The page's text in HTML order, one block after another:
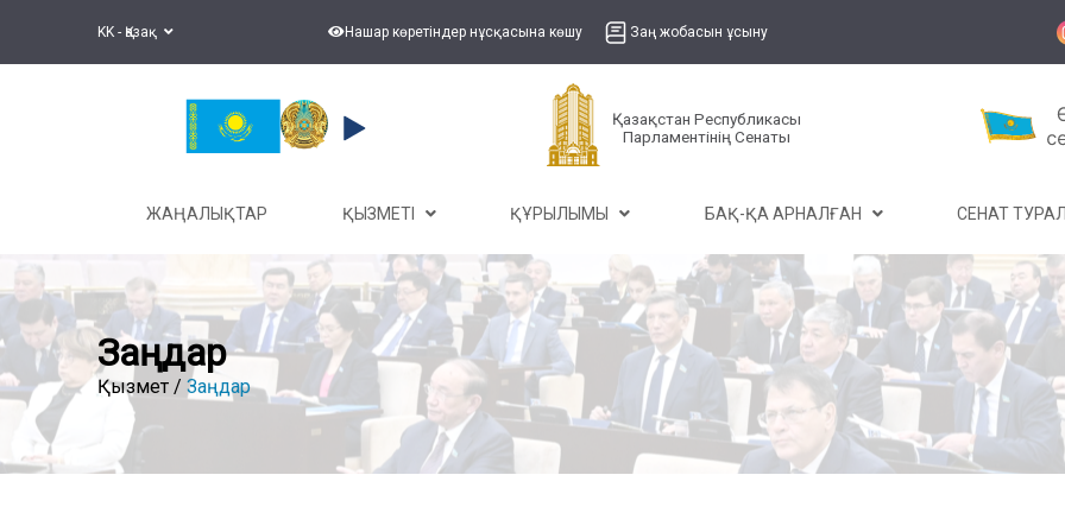
KK - Қазақ Нашар көретіндер нұсқасына көшу Заң жобасын ұсыну
Қазақстан Республикасы
Парламентінің Сенаты
ЖАҢАЛЫҚТАР ҚЫЗМЕТІ ҚҰРЫЛЫМЫ БАҚ-ҚА АРНАЛҒАН СЕНАТ
Заңдар
Қызмет / Заңдар